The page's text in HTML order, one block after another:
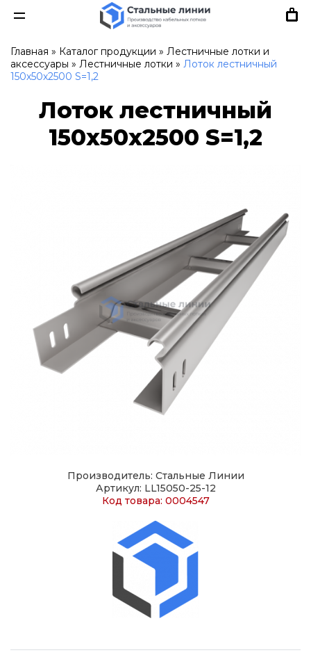
Главная » Каталог продукции » Лестничные лотки и
аксессуары » Лестничные лотки » Лоток лестничный
150х50х2500 S=1,2
Лоток лестничный
150х50х2500 S=1,2
Производитель: Стальные Линии
Артикул: LL15050-25-12
Код товара: 0004547